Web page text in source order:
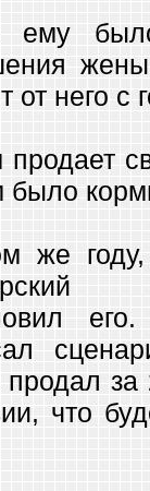
ему
от него
продает
было
же
продал
что